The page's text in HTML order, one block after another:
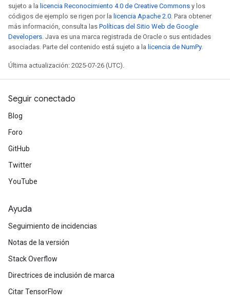
sujeto a la licencia Reconocimiento 4.0 de Creative Commons y los
códigos de ejemplo se rigen por la licencia Apache 2.0. Para obtener
más información, consulta las Políticas del Sitio Web de Google
Developers. Java es una marca registrada de Oracle o sus entidades
asociadas. Parte del contenido está sujeto a la licencia de NumPy.
Última actualización: 2025-07-26 (UTC).
Seguir conectado
Blog
Foro
GitHub
Twitter
YouTube
Ayuda
Seguimiento de incidencias
Notas de la versión
Stack Overflow
Directrices de inclusión de marca
Citar TensorFlow